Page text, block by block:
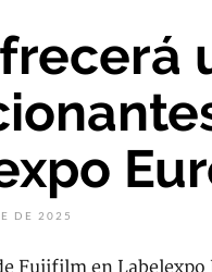
DE 2025
Fujifilm en